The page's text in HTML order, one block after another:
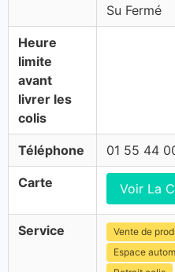
Su Fermé
Heure
limite
avant
livrer les
colis
Téléphone 01 55 44
Carte Voir La
Service
Vente de
Espace